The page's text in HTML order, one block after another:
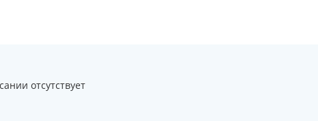
отсутствует